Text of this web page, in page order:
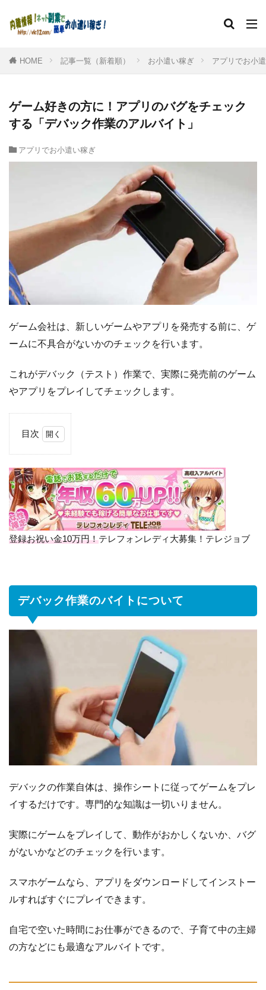
HOME 記事一覧（新着順） お小遣い稼ぎ アプリでお小
ゲーム好きの方に！アプリのバグをチェック
する「デバック作業のアルバイト」
アプリでお小遣い稼ぎ
ゲーム会社は、新しいゲームやアプリを発売する前に、ゲ
ームに不具合がないかのチェックを行います。
これがデバック（テスト）作業で、実際に発売前のゲーム
やアプリをプレイしてチェックします。
目次
バ
ッ
ク
作
業
の
に
て
デ
ッ
ク
作
業
の
報
酬
1.1.1
バ
ッ
ク
業
の
求
2 SDS（ソ
登録お祝い金10万円！テレフォンレディ大募集！テレジョブ
デバック作業のバイトについて
デバックの作業自体は、操作シートに従ってゲームをプレ
イするだけです。専門的な知識は一切いりません。
実際にゲームをプレイして、動作がおかしくないか、バグ
がないかなどのチェックを行います。
スマホゲームなら、アプリをダウンロードしてインストー
ルすればすぐにプレイできます。
自宅で空いた時間にお仕事ができるので、子育て中の主婦
の方などにも最適なアルバイトです。